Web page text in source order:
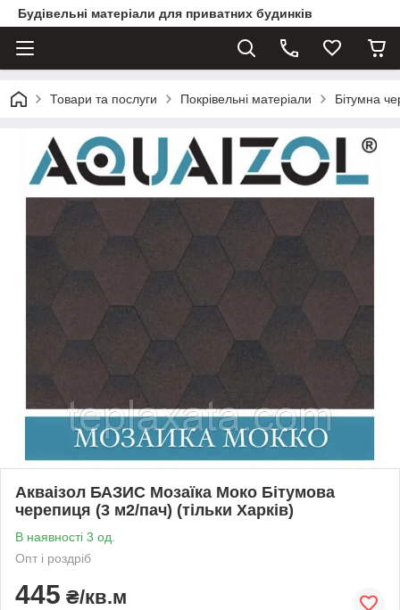
Будівельні матеріали для приватних будинків
Товари та послуги Покрівельні матеріали Бітумна
Акваізол БАЗИС Мозаїка Моко Бітумова
черепиця (3 м2/пач) (тільки Харків)
В наявності 3 од.
Опт і роздріб
445 ₴/кв.м